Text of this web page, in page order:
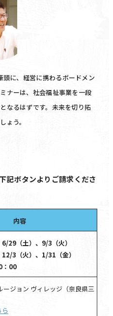
に、経営に携わるボードメン
ナーは、社会福祉事業を一段
なるはずです。未来を切り拓
ょう。
記ボタンよりご請求くださ
内容
（土）、9/3（火）
3（火）、1/31（金）
：00
ージョン ヴィレッジ（奈良県三